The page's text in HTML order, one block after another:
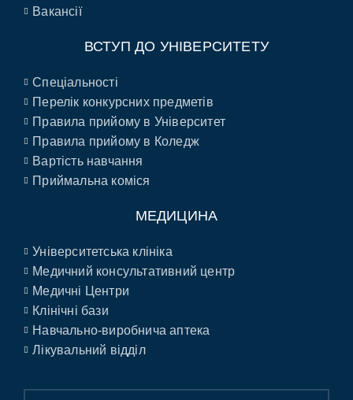
Вакансії
ВСТУП ДО УНІВЕРСИТЕТУ
Спеціальності
Перелік конкурсних предметів
Правила прийому в Університет
Правила прийому в Коледж
Вартість навчання
Приймальна коміся
МЕДИЦИНА
Університетська клініка
Медичний консультативний центр
Медичні Центри
Клінічні бази
Навчально-виробнича аптека
Лікувальний відділ